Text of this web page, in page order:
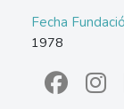
Fecha
1978